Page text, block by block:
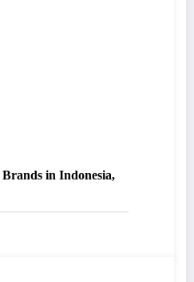
in Indonesia,